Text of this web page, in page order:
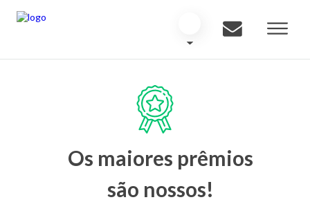
Os maiores prêmios
são nossos!